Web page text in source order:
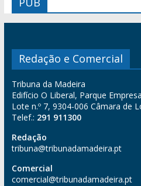
Redação e Comercial
Tribuna da Madeira
Edifício O Liberal, Parque
Lote n.º 7, 9304-006 Câmara de
Telef.: 291 911300
Redação
tribuna@tribunadamadeira.pt
Comercial
comercial@tribunadamadeira.pt